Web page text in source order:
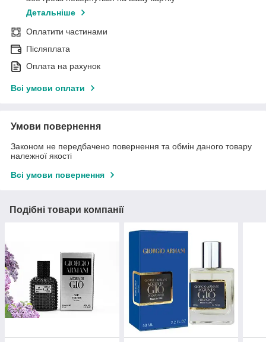
Детальніше
Оплатити частинами
Післяплата
Оплата на рахунок
Всі умови оплати
Умови повернення
Законом не передбачено повернення та обмін даного товару
належної якості
Всі умови повернення
Подібні товари компанії